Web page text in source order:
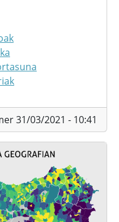
31/03/2021 - 10:41